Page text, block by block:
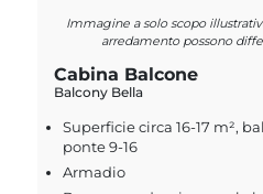
Immagine a solo scopo
arredamento possono
Cabina Balcone
Balcony Bella
Superficie circa 16-17 m²,
ponte 9-16
Armadio